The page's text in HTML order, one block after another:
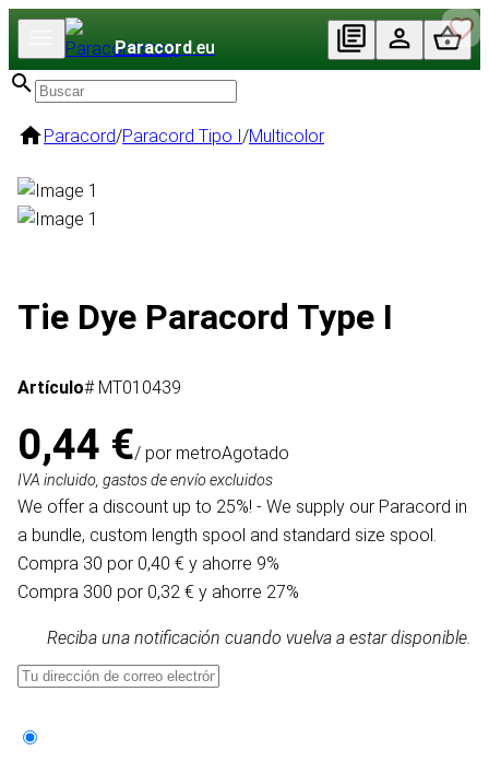
Paracord.eu
Paracord/Paracord Tipo I/Multicolor
Tie Dye Paracord Type I
Artículo# MT010439
0,44 €/ por metroAgotado
IVA incluido, gastos de envío excluidos
We offer a discount up to 25%! - We supply our Paracord in
a bundle, custom length spool and standard size spool.
Compra 30 por 0,40 € y ahorre 9%
Compra 300 por 0,32 € y ahorre 27%
Reciba una notificación cuando vuelva a estar disponible.